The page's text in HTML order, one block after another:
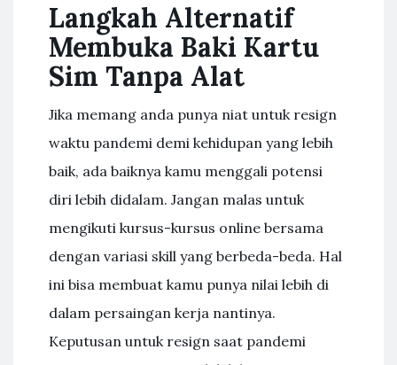
Langkah Alternatif
Membuka Baki Kartu
Sim Tanpa Alat
Jika memang anda punya niat untuk resign
waktu pandemi demi kehidupan yang lebih
baik, ada baiknya kamu menggali potensi
diri lebih didalam. Jangan malas untuk
mengikuti kursus-kursus online bersama
dengan variasi skill yang berbeda-beda. Hal
ini bisa membuat kamu punya nilai lebih di
dalam persaingan kerja nantinya.
Keputusan untuk resign saat pandemi